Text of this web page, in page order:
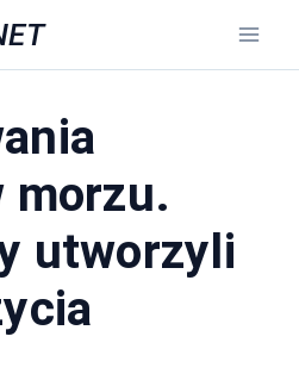
morzu.
utworzyli